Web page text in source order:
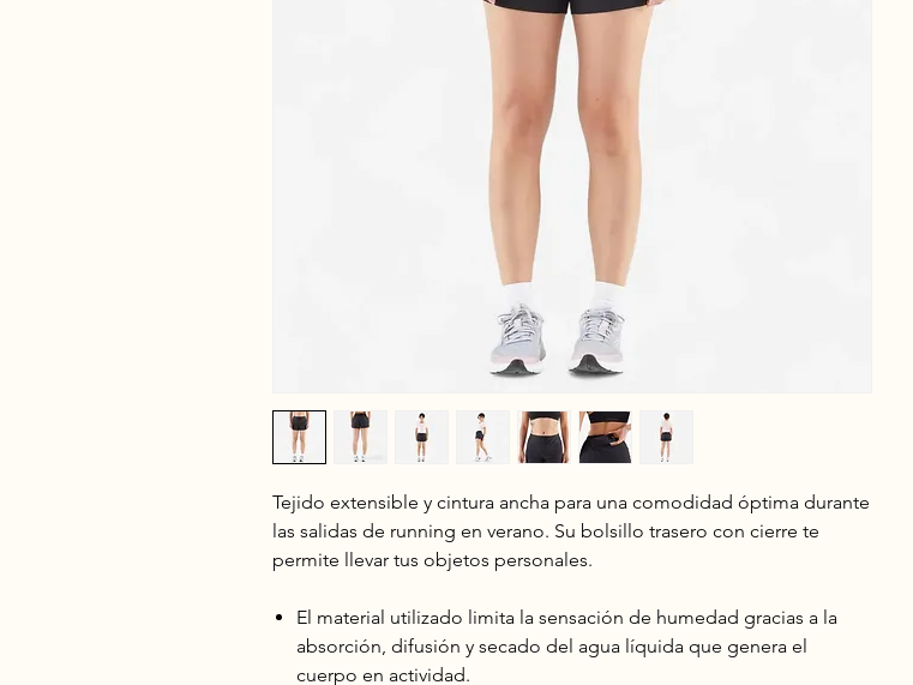
Tejido extensible y cintura ancha para una comodidad óptima durante
las salidas de running en verano. Su bolsillo trasero con cierre te
permite llevar tus objetos personales.
El material utilizado limita la sensación de humedad gracias a la
absorción, difusión y secado del agua líquida que genera el
cuerpo en actividad.